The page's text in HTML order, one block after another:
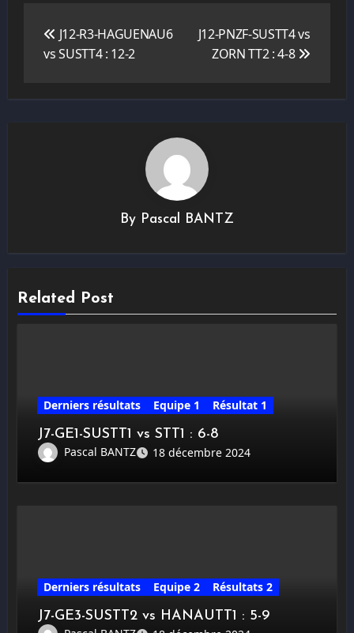
l’article
J12-R3-HAGUENAU6
vs SUSTT4 : 12-2
J12-PNZF-SUSTT4 vs
ZORN TT2 : 4-8
By Pascal BANTZ
Related Post
Derniers résultats Equipe 1
Résultat 1
J7-GE1-SUSTT1 vs STT1 : 6-8
Pascal BANTZ
18 décembre 2024
Derniers résultats Equipe 2
Résultats 2
J7-GE3-SUSTT2 vs HANAUTT1 : 5-9